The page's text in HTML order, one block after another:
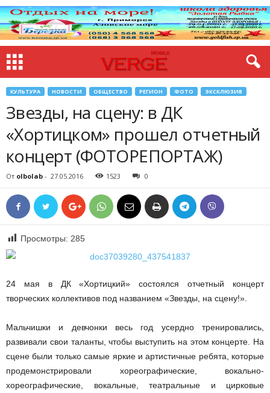
КУЛЬТУРА НОВОСТИ ОБЩЕСТВО РЕГИОН ФОТО ЭКСКЛЮЗИВ
Звезды, на сцену: в ДК
«Хортицком» прошел отчетный
концерт (ФОТОРЕПОРТАЖ)
От olbolab - 27.05.2016 1523 0
Просмотры: 285
24 мая в ДК «Хортицкий» состоялся отчетный концерт
творческих коллективов под названием «Звезды, на сцену!».
Мальчишки и девчонки весь год усердно тренировались,
развивали свои таланты, чтобы выступить на этом концерте. На
сцене были только самые яркие и артистичные ребята, которые
продемонстрировали хореографические, вокально-
хореографические, вокальные, театральные и цирковые